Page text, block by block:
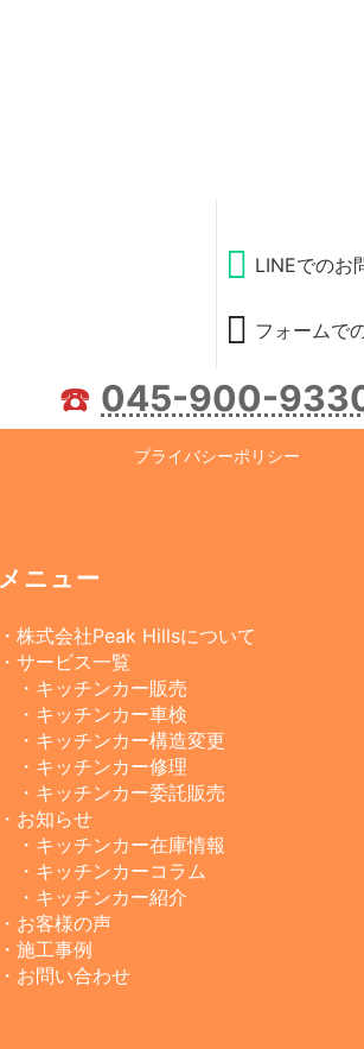
LINEでのお
フォームで
☎️ 045-900-
プライバシーポリシー
メニュー
・株式会社Peak Hillsについて
・サービス一覧
・キッチンカー販売
・キッチンカー車検
・キッチンカー構造変更
・キッチンカー修理
・キッチンカー委託販売
・お知らせ
・キッチンカー在庫情報
・キッチンカーコラム
・キッチンカー紹介
・お客様の声
・施工事例
・お問い合わせ